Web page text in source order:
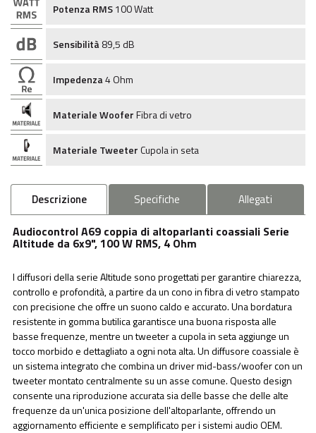
Potenza RMS100 Watt
Sensibilità89,5 dB
Impedenza4 Ohm
Materiale WooferFibra di vetro
Materiale TweeterCupola in seta
Descrizione Specifiche Allegati
Audiocontrol A69 coppia di altoparlanti coassiali Serie
Altitude da 6x9", 100 W RMS, 4 Ohm
I diffusori della serie Altitude sono progettati per garantire chiarezza,
controllo e profondità, a partire da un cono in fibra di vetro stampato
con precisione che offre un suono caldo e accurato. Una bordatura
resistente in gomma butilica garantisce una buona risposta alle
basse frequenze, mentre un tweeter a cupola in seta aggiunge un
tocco morbido e dettagliato a ogni nota alta. Un diffusore coassiale è
un sistema integrato che combina un driver mid-bass/woofer con un
tweeter montato centralmente su un asse comune. Questo design
consente una riproduzione accurata sia delle basse che delle alte
frequenze da un'unica posizione dell'altoparlante, offrendo un
aggiornamento efficiente e semplificato per i sistemi audio OEM.